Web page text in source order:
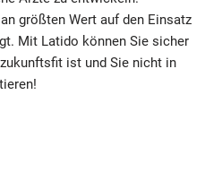
größten Wert auf den Einsatz
Mit Latido können Sie sicher
ist und Sie nicht in